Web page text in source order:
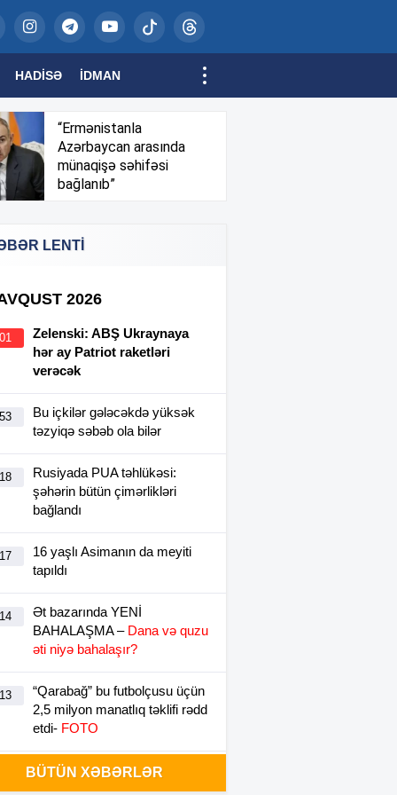
HADISƏ İDMAN
“Ermənistanla
Azərbaycan arasında
münaqişə səhifəsi
bağlanıb”
LENTİ
2026
Zelenski: ABŞ Ukraynaya
hər ay Patriot raketləri
verəcək
Bu içkilər gələcəkdə yüksək
təzyiqə səbəb ola bilər
Rusiyada PUA təhlükəsi:
şəhərin bütün çimərlikləri
bağlandı
16 yaşlı Asimanın da meyiti
tapıldı
Ət bazarında YENİ
BAHALAŞMA –Dana və quzu
əti niyə bahalaşır?
“Qarabağ” bu futbolçusu üçün
2,5 milyon manatlıq təklifi rədd
etdi- FOTO
Çimərliklərə üz tutan
VƏTƏNDAŞLARA
BÜTÜN XƏBƏRLƏR